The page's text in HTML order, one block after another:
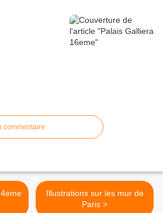
commentaire
4eme
Illustrations sur les mur de
Paris >